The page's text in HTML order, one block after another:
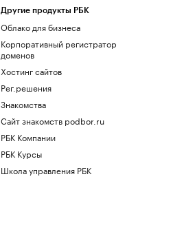
Другие продукты РБК
Облако для бизнеса
Корпоративный регистратор
доменов
Хостинг сайтов
Рег.решения
Знакомства
Сайт знакомств podbor.ru
РБК Компании
РБК Курсы
Школа управления РБК